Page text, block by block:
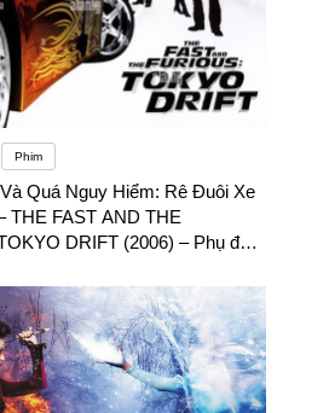
Phim
Quá Nguy Hiểm: Rê Đuôi Xe
THE FAST AND THE
DRIFT (2006) – Phụ đề